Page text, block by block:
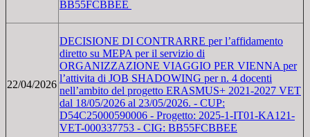
BB55FCBBEE
22/04/2026
DECISIONE DI CONTRARRE per l’affidamento
diretto su MEPA per il servizio di
ORGANIZZAZIONE VIAGGIO PER VIENNA per
l’attivita di JOB SHADOWING per n. 4 docenti
nell’ambito del progetto ERASMUS+ 2021-2027 VET
dal 18/05/2026 al 23/05/2026. - CUP:
D54C25000590006 - Progetto: 2025-1-IT01-KA121-
VET-000337753 - CIG: BB55FCBBEE